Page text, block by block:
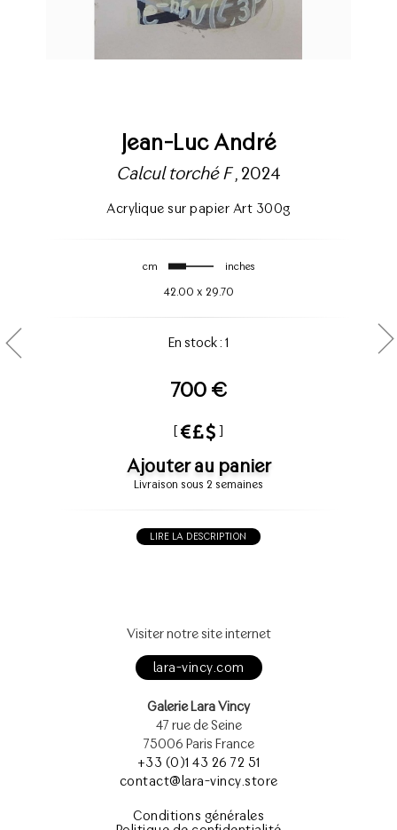
Jean-Luc André
Calcul torché F, 2024
Acrylique sur papier Art 300g
cm inches
42.00 x 29.70
En stock : 1
700 €
[ ]
Ajouter au panier
Livraison sous 2 semaines
LIRE LA DESCRIPTION
Visiter notre site internet
lara-vincy.com
Galerie Lara Vincy
47 rue de Seine
75006 Paris France
+33 (0)1 43 26 72 51
contact@lara-vincy.store
Conditions générales